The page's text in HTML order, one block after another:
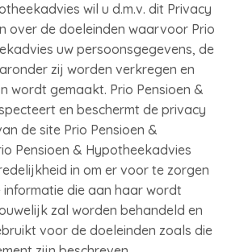
wil u d.m.v. dit Privacy
over de doeleinden waarvoor Prio
uw persoonsgegevens, de
zij worden verkregen en
wordt gemaakt. Prio Pensioen &
en beschermt de privacy
de site Prio Pensioen &
Pensioen & Hypotheekadvies
in om er voor te zorgen
die aan haar wordt
zal worden behandeld en
voor de doeleinden zoals die